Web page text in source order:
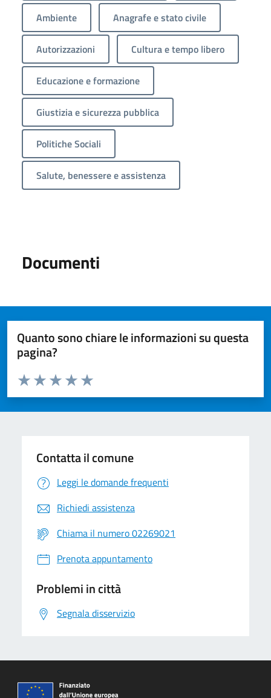
Ambiente Anagrafe e stato civile
Autorizzazioni Cultura e tempo libero
Educazione e formazione
Giustizia e sicurezza pubblica
Politiche Sociali
Salute, benessere e assistenza
Documenti
Quanto sono chiare le informazioni su questa
pagina?
Valuta da 1 a 5 stelle la pagina
Valuta 5 stelle su 5
Valuta 4 stelle su 5
Valuta 3 stelle su 5
Valuta 2 stelle su 5
Valuta 1 stelle su 5
Contatta il comune
Leggi le domande frequenti
Richiedi assistenza
Chiama il numero 02269021
Prenota appuntamento
Problemi in città
Segnala disservizio